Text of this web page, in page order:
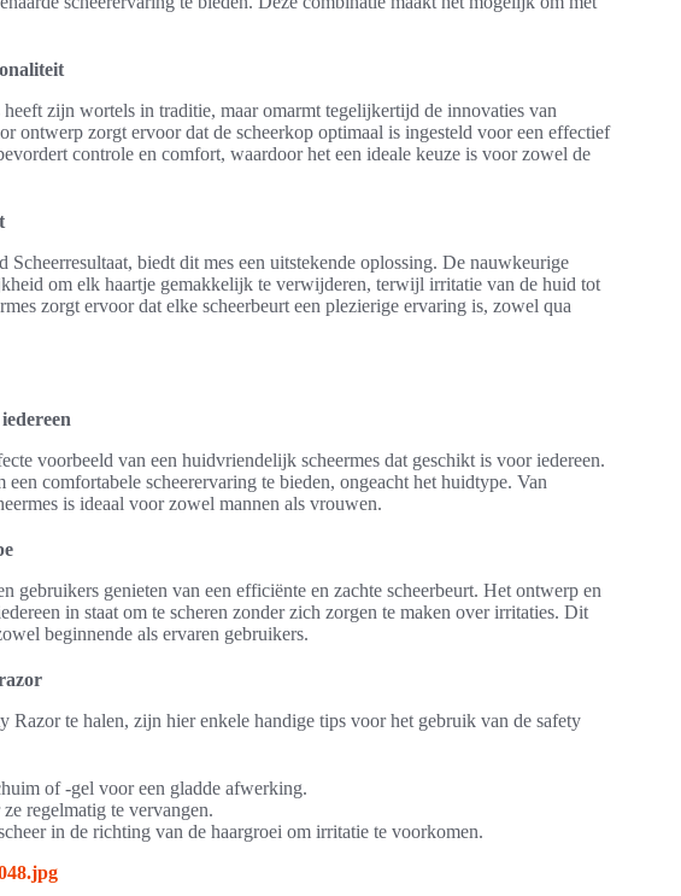
zijn wortels in traditie, maar omarmt tegelijkertijd de innovaties van
ontwerp zorgt ervoor dat de scheerkop optimaal is ingesteld voor een effectief
controle en comfort, waardoor het een ideale keuze is voor zowel de
Scheerresultaat, biedt dit mes een uitstekende oplossing. De nauwkeurige
om elk haartje gemakkelijk te verwijderen, terwijl irritatie van de huid tot
zorgt ervoor dat elke scheerbeurt een plezierige ervaring is, zowel qua
voorbeeld van een huidvriendelijk scheermes dat geschikt is voor iedereen.
comfortabele scheerervaring te bieden, ongeacht het huidtype. Van
is ideaal voor zowel mannen als vrouwen.
gebruikers genieten van een efficiënte en zachte scheerbeurt. Het ontwerp en
in staat om te scheren zonder zich zorgen te maken over irritaties. Dit
beginnende als ervaren gebruikers.
Razor te halen, zijn hier enkele handige tips voor het gebruik van de safety
of -gel voor een gladde afwerking.
regelmatig te vervangen.
in de richting van de haargroei om irritatie te voorkomen.